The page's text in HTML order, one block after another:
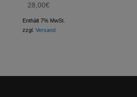
28,00€
Enthält 7% MwSt.
zzgl. Versand